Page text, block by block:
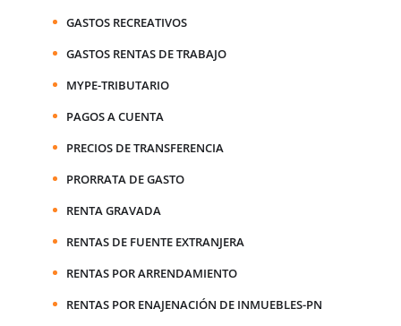
GASTOS RECREATIVOS
GASTOS RENTAS DE TRABAJO
MYPE-TRIBUTARIO
PAGOS A CUENTA
PRECIOS DE TRANSFERENCIA
PRORRATA DE GASTO
RENTA GRAVADA
RENTAS DE FUENTE EXTRANJERA
RENTAS POR ARRENDAMIENTO
RENTAS POR ENAJENACIÓN DE INMUEBLES-PN